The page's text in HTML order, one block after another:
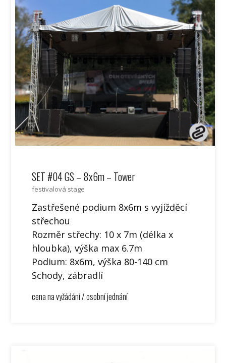
SET #04 GS – 8x6m – Tower
festivalová stage
Zastřešené podium 8x6m s vyjížděcí
střechou
Rozměr střechy: 10 x 7m (délka x
hloubka), výška max 6.7m
Podium: 8x6m, výška 80-140 cm
Schody, zábradlí
cena na vyžádání / osobní jednání